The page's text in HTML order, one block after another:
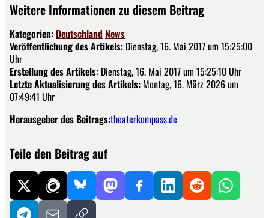
Weitere Informationen zu diesem Beitrag
Kategorien: Deutschland News
Veröffentlichung des Artikels: Dienstag, 16. Mai 2017 um 15:25:00
Uhr
Erstellung des Artikels: Dienstag, 16. Mai 2017 um 15:25:10 Uhr
Letzte Aktualisierung des Artikels: Montag, 16. März 2026 um
07:49:41 Uhr
Herausgeber des Beitrags:theaterkompass.de
Teile den Beitrag auf